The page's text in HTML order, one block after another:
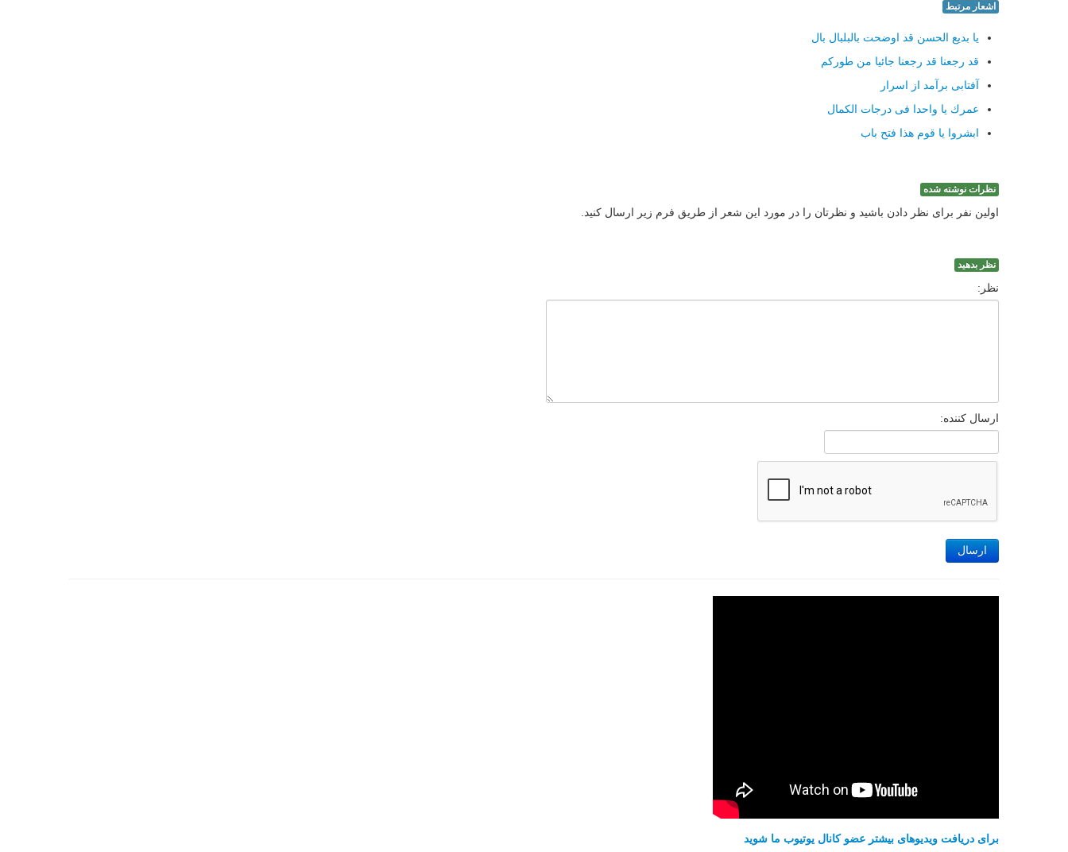
اشعار مرتبط
یا بدیع الحسن قد اوضحت بالبلبال بال
قد رجعنا قد رجعنا جائیا من طوركم
آفتابی برآمد از اسرار
عمرك یا واحدا فی درجات الكمال
ابشروا یا قوم هذا فتح باب
نظرات نوشته شده
اولین نفر برای نظر دادن باشید و نظرتان را در مورد این شعر از طریق فرم زیر ارسال کنید.
نظر بدهید
نظر:
ارسال کننده:
ارسال
برای دریافت ویدیوهای بیشتر عضو کانال یوتیوب ما شوید